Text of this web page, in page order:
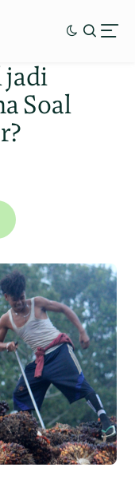
jadi
Soal